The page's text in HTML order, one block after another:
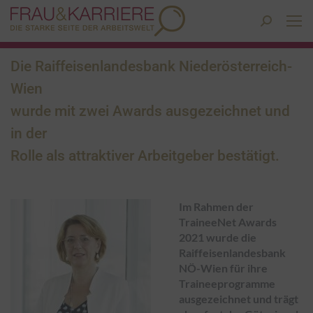
Search:
Die Raiffeisenlandesbank Niederösterreich-
Wien
wurde mit zwei Awards ausgezeichnet und
in der
Rolle als attraktiver Arbeitgeber bestätigt.
Im Rahmen der
TraineeNet Awards
2021 wurde die
Raiffeisenlandesbank
NÖ-Wien für ihre
Traineeprogramme
ausgezeichnet und trägt